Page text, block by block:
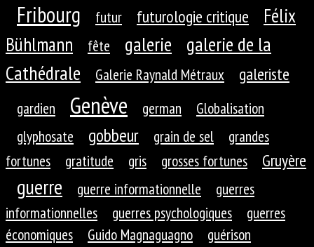
Fribourg futur futurologie critique
Félix
Bühlmann
fête galerie
galerie de la
Cathédrale
Galerie Raynald Métraux galeriste
gardien Genève german
Globalisation
glyphosate
gobbeur grain de sel
grandes
fortunes
gratitude gris grosses fortunes Gruyère
guerre guerre informationnelle
guerres
informationnelles
guerres psychologiques
guerres
économiques
Guido Magnaguagno
guérison